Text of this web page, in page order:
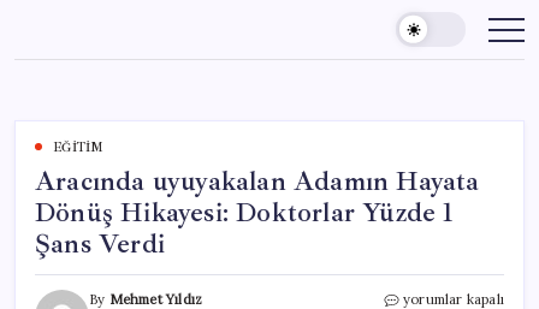
content
EĞITIM
Aracında uyuyakalan Adamın Hayata
Dönüş Hikayesi: Doktorlar Yüzde 1
Şans Verdi
By Mehmet Yıldız
Aracında
yorumlar kapalı